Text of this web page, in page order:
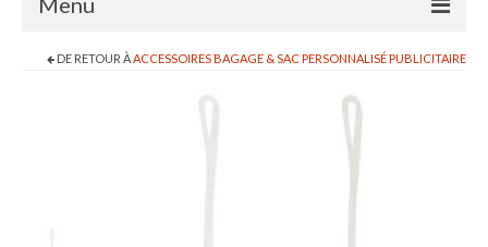
Accueil
DE RETOUR ÀACCESSOIRES BAGAGE & SAC PERSONNALISÉ PUBLICITAIRE